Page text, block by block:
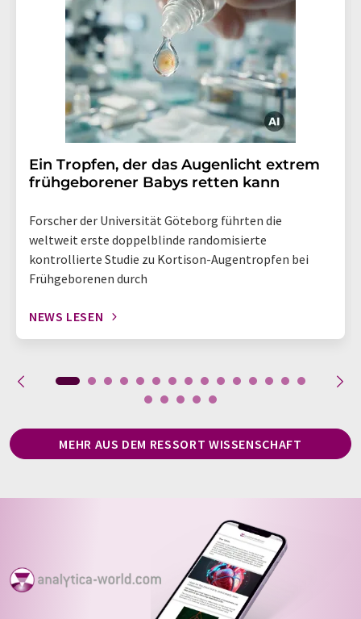
Ein Tropfen, der das Augenlicht extrem
frühgeborener Babys retten kann
Forscher der Universität Göteborg führten die
weltweit erste doppelblinde randomisierte
kontrollierte Studie zu Kortison-Augentropfen bei
Frühgeborenen durch
NEWS LESEN
MEHR AUS DEM RESSORT WISSENSCHAFT